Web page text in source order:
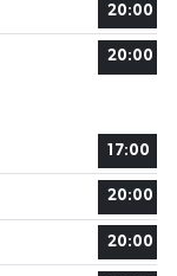
20:00
20:00
17:00
20:00
20:00